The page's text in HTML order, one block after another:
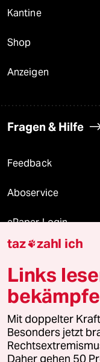
Kantine
Shop
Anzeigen
Fragen & Hilfe
Feedback
Aboservice
ePaper Login
Downloads für
© 2026 taz Verlags
Alle Rechte vorbehalten.
wenden Sie sich bitte an
taz zahl ich
Links
Mit doppelter
Besonders jetzt
Daher gehen 50